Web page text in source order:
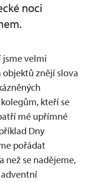
noci
jsme velmi
objektů znějí slova
kteří se
mé upřímné
Dny
pořádat
než se nadějeme,